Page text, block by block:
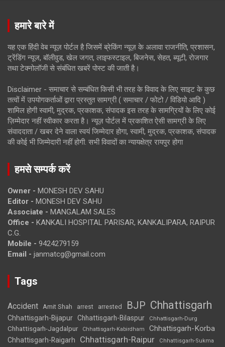
हमारे बारे में
यह एक हिंदी वेब न्यूज़ पोर्टल है जिसमें ब्रेकिंग न्यूज़ के अलावा राजनीति, प्रशासन,
ट्रेंडिंग न्यूज, बॉलीवुड, खेल जगत, लाइफस्टाइल, बिजनेस, सेहत, ब्यूटी, रोजगार
तथा टेक्नोलॉजी से संबंधित खबरें पोस्ट की जाती है।
Disclaimer - समाचार से सम्बंधित किसी भी तरह के विवाद के लिए साइट के कुछ
तत्वों में उपयोगकर्ताओं द्वारा प्रस्तुत सामग्री ( समाचार / फोटो / विडियो आदि )
शामिल होगी स्वामी, मुद्रक, प्रकाशक, संपादक इस तरह के सामग्रियों के लिए कोई
ज़िम्मेदार नहीं स्वीकार करता है। न्यूज़ पोर्टल में प्रकाशित ऐसी सामग्री के लिए
संवाददाता / खबर देने वाला स्वयं जिम्मेदार होगा, स्वामी, मुद्रक, प्रकाशक, संपादक
की कोई भी जिम्मेदारी नहीं होगी. सभी विवादों का न्यायक्षेत्र रायपुर होगा
हमसे सम्पर्क करें
Owner - MONESH DEV SAHU
Editor - MONESH DEV SAHU
Associate - MANGALAM SALES
Office - KANKALI HOSPITAL PARISAR, KANKALIPARA, RAIPUR
C.G.
Mobile - 9424279159
Email - janmatcg@gmail.com
Tags
Accident Amit Shah arrest arrested BJP Chhattisgarh
Chhattisgarh-Bijapur Chhattisgarh-Bilaspur Chhattisgarh-Durg
Chhattisgarh-Jagdalpur Chhattisgarh-Kabirdham Chhattisgarh-Korba
Chhattisgarh-Raigarh Chhattisgarh-Raipur
Chhattisgarh-Sukma